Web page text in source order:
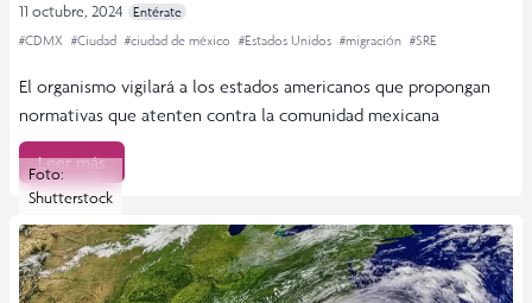
11 octubre, 2024
Entérate
#CDMX #Ciudad #ciudad de méxico #Estados Unidos #migración #SRE
El organismo vigilará a los estados americanos que propongan
normativas que atenten contra la comunidad mexicana
Leer más
Foto:
Shutterstock